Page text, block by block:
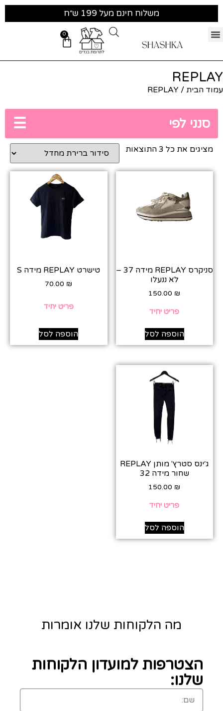
משלוח חינם מעל 199 ש״ח
0
REPLAY
עמוד הבית / REPLAY
סנני לפי ☰
מציגים את כל ⁦3⁩ התוצאות
סניקרס REPLAY מידה 37 –
לא ננעלו
150.00 ₪
פריט יחיד
הוספה לסל
טישרט REPLAY מידה S
70.00 ₪
פריט יחיד
הוספה לסל
ג׳ינס סטרץ' מותן REPLAY
שחור מידה 32
150.00 ₪
פריט יחיד
הוספה לסל
מה הלקוחות שלנו אומרות
הצטרפות למועדון הלקוחות
שלנו: